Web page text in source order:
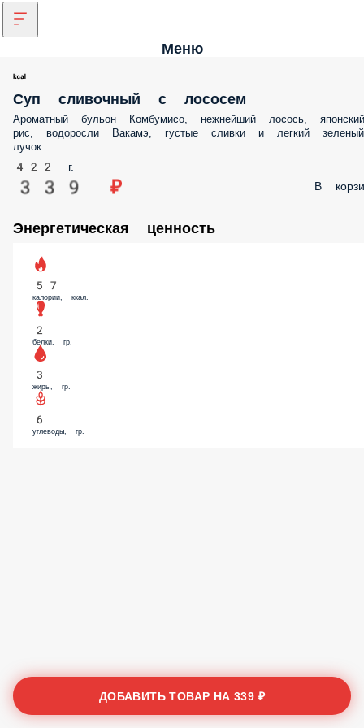
Меню
Суп сливочный с лососем
Ароматный бульон Комбумисо, нежнейший лосось, японский
рис, водоросли Вакамэ, густые сливки и легкий зеленый
лучок
422 г.
339 ₽ В
Энергетическая ценность
57
калории, ккал.
2
белки, гр.
3
жиры, гр.
6
углеводы, гр.
ДОБАВИТЬ ТОВАР НА339 ₽